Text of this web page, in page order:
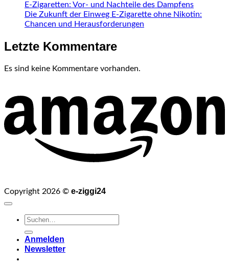
E-Zigaretten: Vor- und Nachteile des Dampfens
Die Zukunft der Einweg E-Zigarette ohne Nikotin:
Chancen und Herausforderungen
Letzte Kommentare
Es sind keine Kommentare vorhanden.
Copyright 2026 © e-ziggi24
Suchen
Anmelden
Newsletter